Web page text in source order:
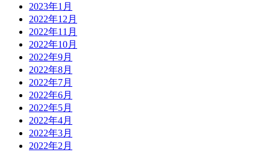
2023年1月
2022年12月
2022年11月
2022年10月
2022年9月
2022年8月
2022年7月
2022年6月
2022年5月
2022年4月
2022年3月
2022年2月